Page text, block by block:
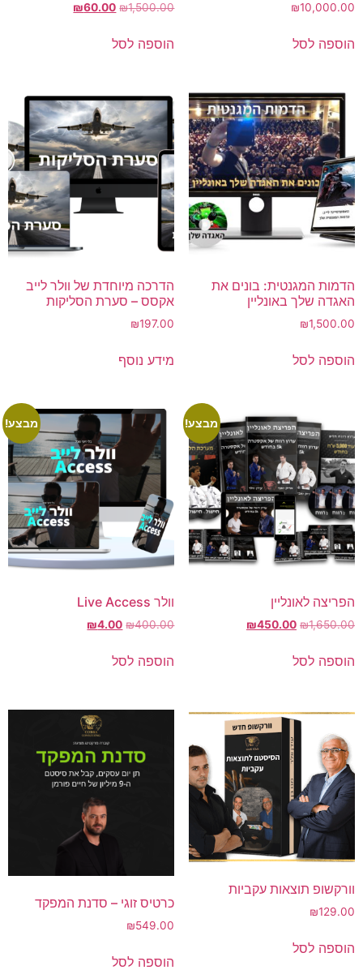
₪10,000.00
הוספה לסל
₪1,500.00
₪60.00
הוספה לסל
הדמות המגנטית: בונים את
האגדה שלך באונליין
₪1,500.00
הוספה לסל
הדרכה מיוחדת של וולר לייב
אקסס – סערת הסליקות
₪197.00
מידע נוסף
מבצע!
הפריצה לאונליין
₪1,650.00
₪450.00
הוספה לסל
מבצע!
וולר Live Access
₪400.00
₪4.00
הוספה לסל
וורקשופ תוצאות עקביות
₪129.00
הוספה לסל
כרטיס זוגי – סדנת המפקד
₪549.00
הוספה לסל